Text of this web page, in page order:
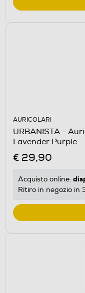
AURICOLARI
URBANISTA -
Lavender Purple
€ 29,90
Acquisto online:
Ritiro in negozio in